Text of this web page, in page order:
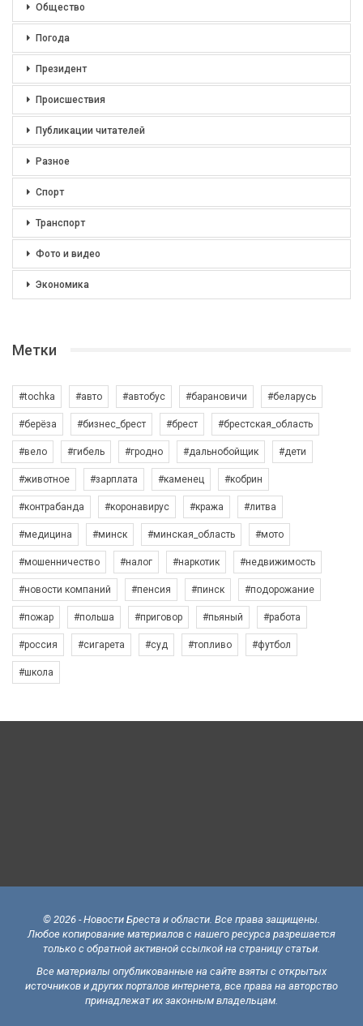
Общество
Погода
Президент
Происшествия
Публикации читателей
Разное
Спорт
Транспорт
Фото и видео
Экономика
Метки
#tochka #авто #автобус #барановичи #беларусь
#берёза #бизнес_брест #брест #брестская_область
#вело #гибель #гродно #дальнобойщик #дети
#животное #зарплата #каменец #кобрин
#контрабанда #коронавирус #кража #литва
#медицина #минск #минская_область #мото
#мошенничество #налог #наркотик #недвижимость
#новости компаний #пенсия #пинск #подорожание
#пожар #польша #приговор #пьяный #работа
#россия #сигарета #суд #топливо #футбол
#школа
© 2026 - Новости Бреста и области. Все права защищены.
Любое копирование материалов с нашего ресурса разрешается
только с обратной активной ссылкой на страницу статьи.
Все материалы опубликованные на сайте взяты с открытых
источников и других порталов интернета, все права на авторство
принадлежат их законным владельцам.